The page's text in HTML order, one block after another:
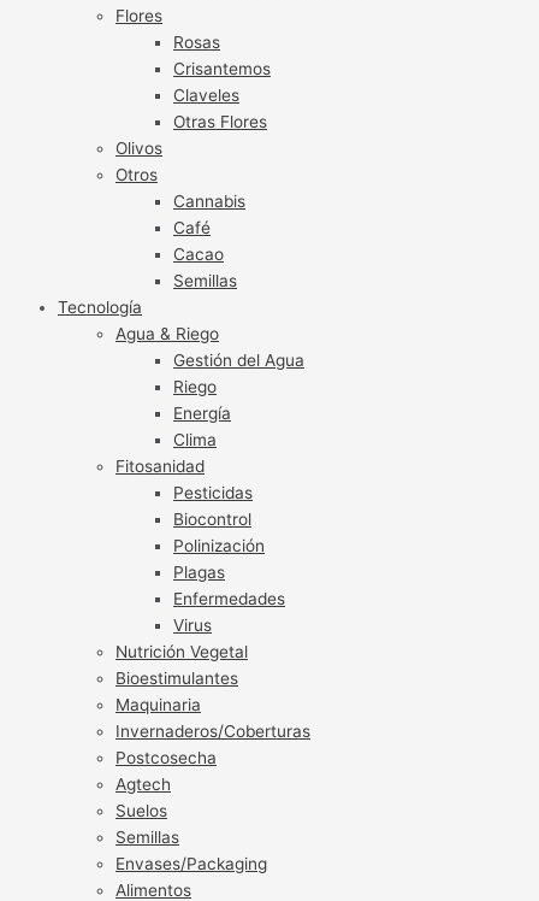
Flores
Rosas
Crisantemos
Claveles
Otras Flores
Olivos
Otros
Cannabis
Café
Cacao
Semillas
Tecnología
Agua & Riego
Gestión del Agua
Riego
Energía
Clima
Fitosanidad
Pesticidas
Biocontrol
Polinización
Plagas
Enfermedades
Virus
Nutrición Vegetal
Bioestimulantes
Maquinaria
Invernaderos/Coberturas
Postcosecha
Agtech
Suelos
Semillas
Envases/Packaging
Alimentos